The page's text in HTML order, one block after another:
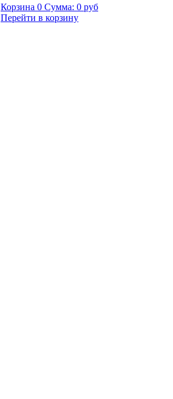
Корзина 0 Сумма: 0 руб
Перейти в корзину